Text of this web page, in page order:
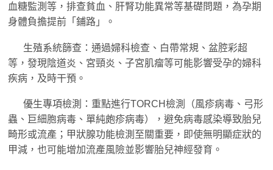
血糖監測等，排查貧血、肝腎功能異常等基礎問題，為孕期
身體負擔提前「鋪路」。
生殖系統篩查：通過婦科檢查、白帶常規、盆腔彩超
等，發現陰道炎、宮頸炎、子宮肌瘤等可能影響受孕的婦科
疾病，及時干預。
優生專項檢測：重點進行TORCH檢測（風疹病毒、弓形
蟲、巨細胞病毒、單純皰疹病毒），避免病毒感染導致胎兒
畸形或流產；甲狀腺功能檢測至關重要，即使無明顯症狀的
甲減，也可能增加流產風險並影響胎兒神經發育。